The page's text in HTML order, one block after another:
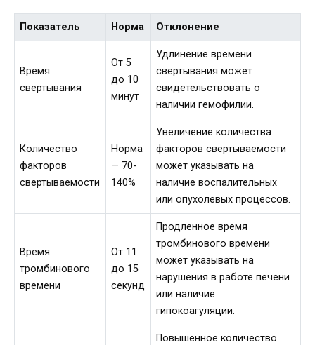
Показатель Норма Отклонение
Время
свертывания
От 5
до 10
минут
Удлинение времени
свертывания может
свидетельствовать о
наличии гемофилии.
Количество
факторов
свертываемости
Норма
— 70-
140%
Увеличение количества
факторов свертываемости
может указывать на
наличие воспалительных
или опухолевых процессов.
Время
тромбинового
времени
От 11
до 15
секунд
Продленное время
тромбинового времени
может указывать на
нарушения в работе печени
или наличие
гипокоагуляции.
Повышенное количество